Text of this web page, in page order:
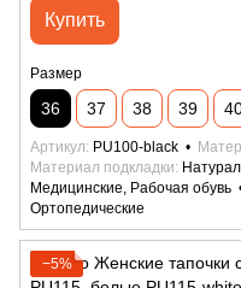
Купить
Размер
36 37 38 39
Артикул PU100-black
Материал подкладки
Медицинские, Рабочая обувь
Ортопедические
−5%